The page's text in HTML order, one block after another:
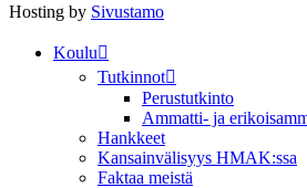
Hosting by Sivustamo
Koulu
Tutkinnot
Perustutkinto
Ammatti- ja
Hankkeet
Kansainvälisyys HMAK:ssa
Faktaa meistä